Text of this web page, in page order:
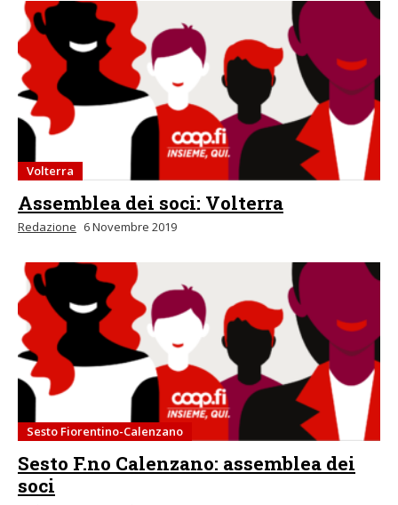
Volterra
Assemblea dei soci: Volterra
Redazione 6 Novembre 2019
Sesto Fiorentino-Calenzano
Sesto F.no Calenzano: assemblea dei
soci